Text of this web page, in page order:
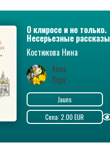
О клиросе и не только.
Несерьезные рассказы
Костюкова Нина
Anna
Riga
Jauns
Cena: 2.00 EUR